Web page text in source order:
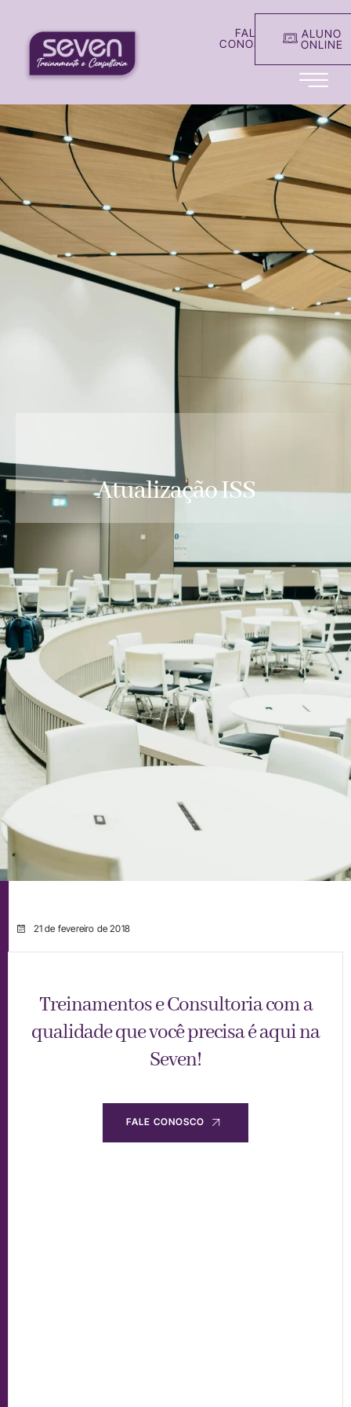
FALE
CONOSCO
ALUNO
ONLINE
Atualização ISS
21 de fevereiro de 2018
Treinamentos e Consultoria com a
qualidade que você precisa é aqui na
Seven!
FALE CONOSCO